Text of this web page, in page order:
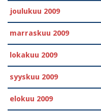
joulukuu 2009
marraskuu 2009
lokakuu 2009
syyskuu 2009
elokuu 2009